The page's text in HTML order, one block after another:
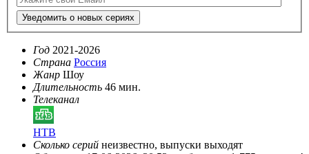
Уведомить о новых сериях
Год 2021-2026
Страна Россия
Жанр Шоу
Длительность 46 мин.
Телеканал
НТВ
Сколько серий неизвестно, выпуски выходят